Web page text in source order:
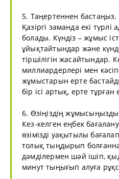
5. Таңертеннен бастаңыз.
Қазіргі заманда екі
болады. Күндіз – жұмыс
ұйықтайтындар және
тіршілігін жасайтындар.
миллиардерлері мен
жұмыстарын ерте
бір ісі артық, ерте
6. Өзіңіздің жұмысыңызды
Кез-келген еңбек
өзімізді уақытылы
толық тыңдырып
дәмділермен шәй ішіп,
минут тыңығып алуға